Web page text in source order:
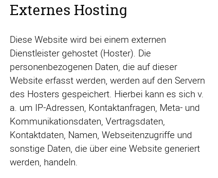
Externes Hosting
Diese Website wird bei einem externen
Dienstleister gehostet (Hoster). Die
personenbezogenen Daten, die auf dieser
Website erfasst werden, werden auf den Servern
des Hosters gespeichert. Hierbei kann es sich v.
a. um IP-Adressen, Kontaktanfragen, Meta- und
Kommunikationsdaten, Vertragsdaten,
Kontaktdaten, Namen, Webseitenzugriffe und
sonstige Daten, die über eine Website generiert
werden, handeln.